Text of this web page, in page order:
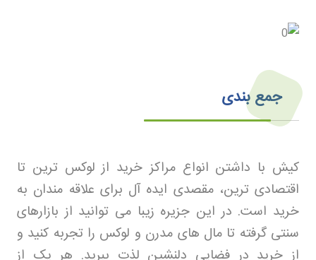
جمع بندی
کیش با داشتن انواع مراکز خرید از لوکس ترین تا
اقتصادی ترین، مقصدی ایده آل برای علاقه مندان به
خرید است. در این جزیره زیبا می توانید از بازارهای
سنتی گرفته تا مال های مدرن و لوکس را تجربه کنید و
از خرید در فضایی دلنشین لذت ببرید. هر یک از